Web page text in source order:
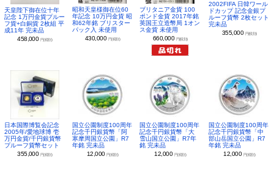
天皇陛下御在位十年
記念 1万円金貨プルー
フ貨+白銅貨 2枚組 平
成11年 完未品
458,000 円(税別)
昭和天皇様御在位60
年記念 10万円金貨 昭
和62年銘 ブリスター
パック入 未使用
430,000 円(税別)
ブリタニア金貨 100
ポンド金貨 2017年銘
英国王立造幣局 1オン
ス金貨 未使用
660,000 円(税別)
2002FIFA 日韓ワール
ドカップ 記念金銀プ
ルーフ貨幣 2枚セット
完未品
355,000 円(税別)
日本国際博覧会記念
2005年/愛地球博 壱
万円金貨/千円銀貨幣
プルーフ貨幣セット
355,000 円(税別)
国立公園制度100周年
記念千円銀貨幣「阿
寒摩周国立公園」R7
年銘 完未品
12,000 円(税別)
国立公園制度100周年
記念千円銀貨幣「大
雪山国立公園」R7年
銘 完未品
12,000 円(税別)
国立公園制度100周年
記念千円銀貨幣「中
部山岳国立公園」R7
年銘 完未品
12,000 円(税別)